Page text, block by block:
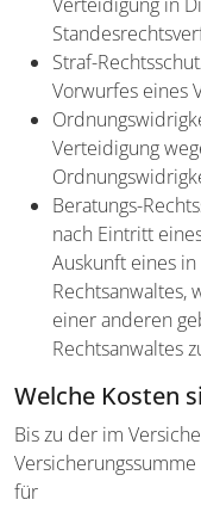
Straf-
Vorwurfes eines
Verteidigung
Beratungs-
nach Eintritt
Auskunft eines
Rechtsanwaltes,
einer anderen
Rechtsanwaltes
Welche Kosten
Bis zu der im
für